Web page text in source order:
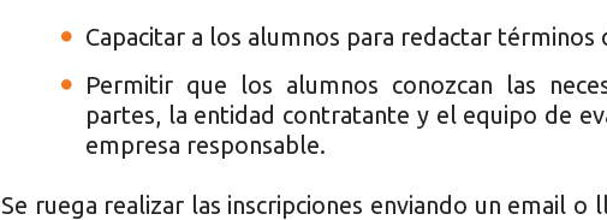
Capacitar a los alumnos para redactar términos
Permitir que los alumnos conozcan las
partes, la entidad contratante y el equipo de
empresa responsable.
Se ruega realizar las inscripciones enviando un email